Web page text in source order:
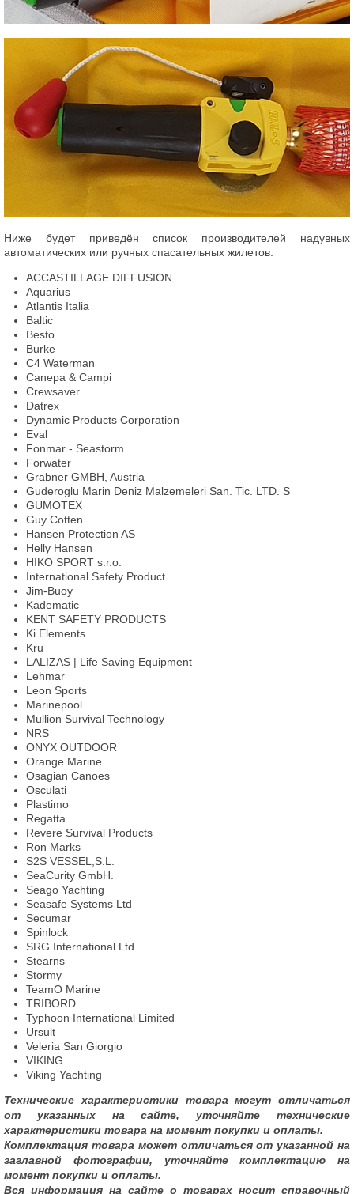
Ниже будет приведён список производителей надувных
автоматических или ручных спасательных жилетов:
ACCASTILLAGE DIFFUSION
Aquarius
Atlantis Italia
Baltic
Besto
Burke
C4 Waterman
Canepa & Campi
Crewsaver
Datrex
Dynamic Products Corporation
Eval
Fonmar - Seastorm
Forwater
Grabner GMBH, Austria
Guderoglu Marin Deniz Malzemeleri San. Tic. LTD. S
GUMOTEX
Guy Cotten
Hansen Protection AS
Helly Hansen
HIKO SPORT s.r.o.
International Safety Product
Jim-Buoy
Kadematic
KENT SAFETY PRODUCTS
Ki Elements
Kru
LALIZAS | Life Saving Equipment
Lehmar
Leon Sports
Marinepool
Mullion Survival Technology
NRS
ONYX OUTDOOR
Orange Marine
Osagian Canoes
Osculati
Plastimo
Regatta
Revere Survival Products
Ron Marks
S2S VESSEL,S.L.
SeaCurity GmbH.
Seago Yachting
Seasafe Systems Ltd
Secumar
Spinlock
SRG International Ltd.
Stearns
Stormy
TeamO Marine
TRIBORD
Typhoon International Limited
Ursuit
Veleria San Giorgio
VIKING
Viking Yachting
Технические характеристики товара могут отличаться
от указанных на сайте, уточняйте технические
характеристики товара на момент покупки и оплаты.
Комплектация товара может отличаться от указанной на
заглавной фотографии, уточняйте комплектацию на
момент покупки и оплаты.
Вся информация на сайте о товарах носит справочный